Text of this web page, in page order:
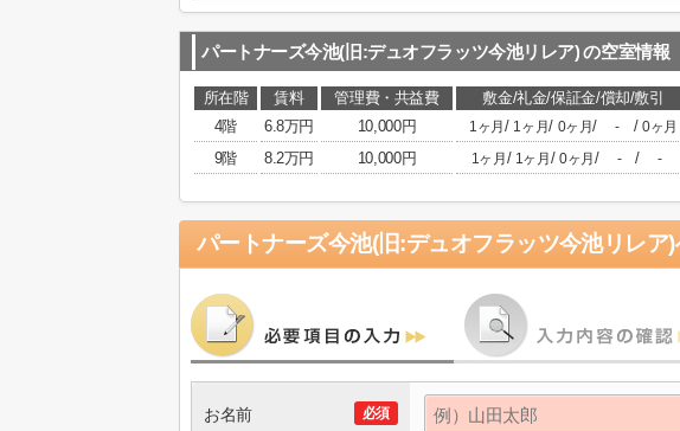
パートナーズ今池(旧:デュオフラッツ今池リレア) の空室情報
所在階 賃料 管理費・共益費 敷金/礼金/保証金/償却/敷引
4階
6.8万円 10,000円 1ヶ月/ 1ヶ月/ 0ヶ月/ - / 0ヶ月
9階
8.2万円 10,000円 1ヶ月 / 1ヶ月 / 0ヶ月 / - / -
パートナーズ今池(旧:デュオフラッツ今池リレア)
必須
お名前